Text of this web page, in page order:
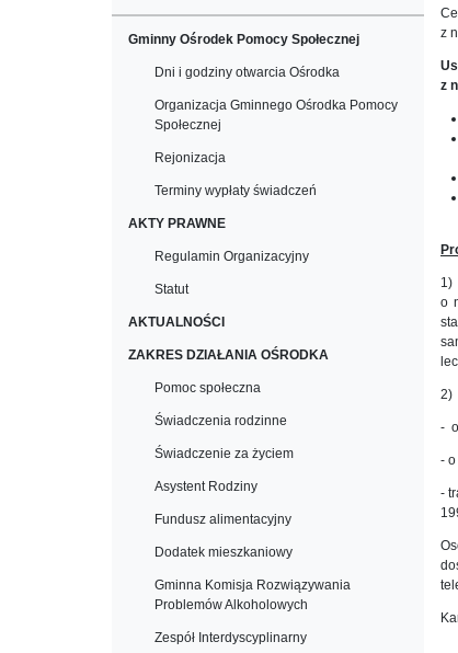
Gminny Ośrodek Pomocy Społecznej
Dni i godziny otwarcia Ośrodka
Organizacja Gminnego Ośrodka Pomocy
Społecznej
Rejonizacja
Terminy wypłaty świadczeń
AKTY PRAWNE
Regulamin Organizacyjny
Statut
AKTUALNOŚCI
ZAKRES DZIAŁANIA OŚRODKA
Pomoc społeczna
Świadczenia rodzinne
Świadczenie za życiem
Asystent Rodziny
Fundusz alimentacyjny
Dodatek mieszkaniowy
Gminna Komisja Rozwiązywania
Problemów Alkoholowych
Zespół Interdyscyplinarny
z
z
1)
o
2)
-
-
-